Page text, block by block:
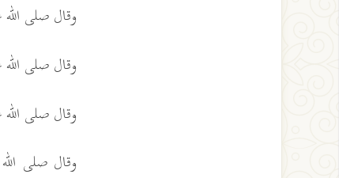
وقال صلى
وقال صلى
وقال صلى
وقال صلى